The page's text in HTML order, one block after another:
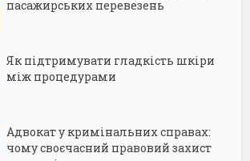
пасажирських перевезень
Як підтримувати гладкість шкіри
між процедурами
Адвокат у кримінальних справах:
чому своєчасний правовий захист